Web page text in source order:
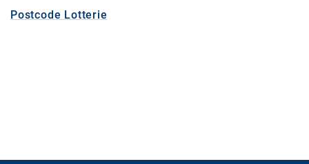
Postcode Lotterie